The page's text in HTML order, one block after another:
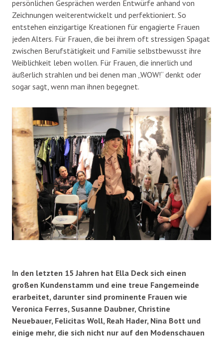
persönlichen Gesprächen werden Entwürfe anhand von
Zeichnungen weiterentwickelt und perfektioniert. So
entstehen einzigartige Kreationen für engagierte Frauen
jeden Alters. Für Frauen, die bei ihrem oft stressigen Spagat
zwischen Berufstätigkeit und Familie selbstbewusst ihre
Weiblichkeit leben wollen. Für Frauen, die innerlich und
äußerlich strahlen und bei denen man „WOW!“ denkt oder
sogar sagt, wenn man ihnen begegnet.
In den letzten 15 Jahren hat Ella Deck sich einen
großen Kundenstamm und eine treue Fangemeinde
erarbeitet, darunter sind prominente Frauen wie
Veronica Ferres, Susanne Daubner, Christine
Neuebauer, Felicitas Woll, Reah Hader, Nina Bott und
einige mehr, die sich nicht nur auf den Modenschauen